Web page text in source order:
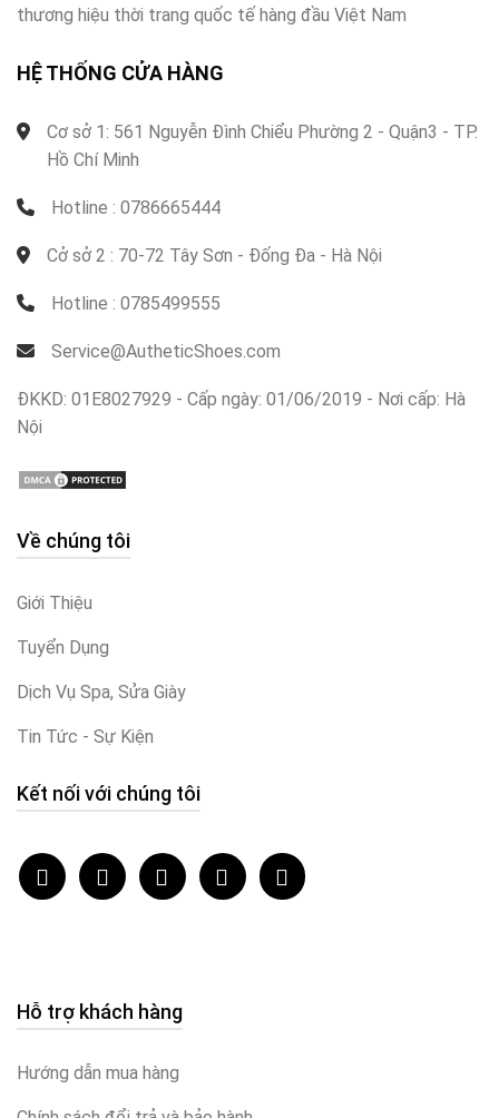
thương hiệu thời trang quốc tế hàng đầu Việt Nam
HỆ THỐNG CỬA HÀNG
Cơ sở 1: 561 Nguyễn Đình Chiểu Phường 2 - Quận3 - TP.
Hồ Chí Minh
Hotline : 0786665444
Cở sở 2 : 70-72 Tây Sơn - Đống Đa - Hà Nội
Hotline : 0785499555
Service@AutheticShoes.com
ĐKKD: 01E8027929 - Cấp ngày: 01/06/2019 - Nơi cấp: Hà
Nội
Về chúng tôi
Giới Thiệu
Tuyển Dụng
Dịch Vụ Spa, Sửa Giày
Tin Tức - Sự Kiện
Kết nối với chúng tôi
Hỗ trợ khách hàng
Hướng dẫn mua hàng